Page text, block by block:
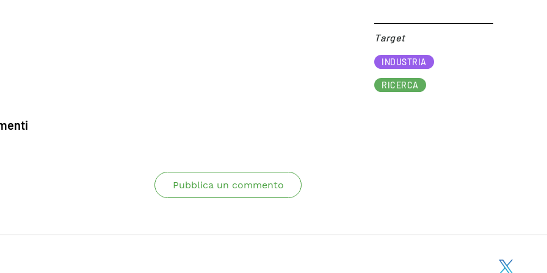
Target​
INDUSTRIA
RICERCA
Pubblica un commento